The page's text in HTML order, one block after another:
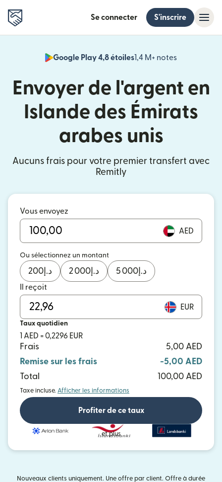
Se connecter S'inscrire
Google Play 4,8 étoiles1,4 M+ notes
Envoyer de l'argent en
Islande des Émirats
arabes unis
Aucuns frais pour votre premier transfert avec
Remitly
Vous envoyez
AED
Ou sélectionnez un montant
د.إ 200 د.إ 2 000 د.إ 5 000
Il reçoit
EUR
Taux quotidien
1 AED = 0,2296 EUR
Frais
5,00 AED
Remise sur les frais
-5,00 AED
Total
100,00 AED
Taxe incluse. Afficher les informations
Profiter de ce taux
et plus
Nouveaux clients uniquement. Une offre par client. Offre à durée